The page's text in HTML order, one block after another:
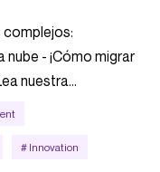
nube - ¡Cómo migrar
nuestra...
# Innovation